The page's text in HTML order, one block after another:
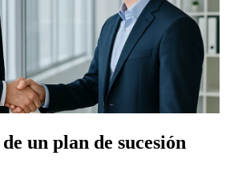
un plan de sucesión